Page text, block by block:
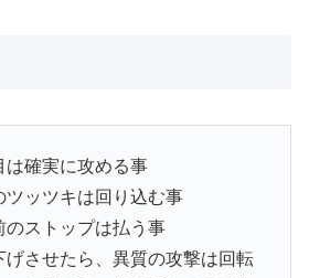
は確実に攻める事
ツッツキは回り込む事
のストップは払う事
げさせたら、異質の攻撃は回転